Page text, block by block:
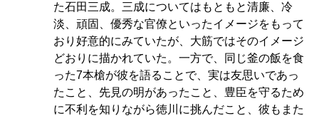
た石田三成。三成についてはもともと清廉、冷
淡、頑固、優秀な官僚といったイメージをもって
おり好意的にみていたが、大筋ではそのイメージ
どおりに描かれていた。一方で、同じ釜の飯を食
った7本槍が彼を語ることで、実は友思いであっ
たこと、先見の明があったこと、豊臣を守るため
に不利を知りながら徳川に挑んだこと、彼もまた